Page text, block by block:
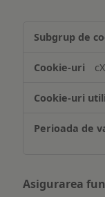
și/sau
informațiilor
pe
dispozitiv
Asigurarea